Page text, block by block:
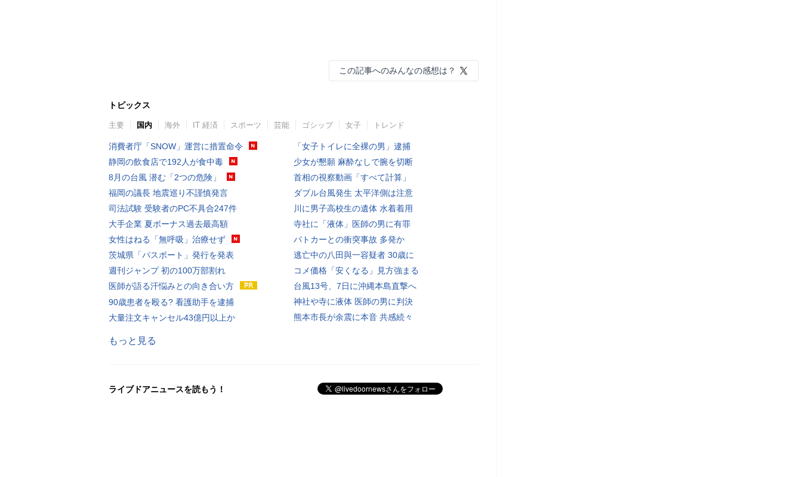
この記事へのみんなの感想は？
トピックス
主要 国内 海外 IT 経済 スポーツ 芸能 ゴシップ 女子 トレンド
消費者庁「SNOW」運営に措置命令
静岡の飲食店で192人が食中毒
8月の台風 潜む「2つの危険」
福岡の議長 地震巡り不謹慎発言
司法試験 受験者のPC不具合247件
大手企業 夏ボーナス過去最高額
女性はねる「無呼吸」治療せず
茨城県「パスポート」発行を発表
週刊ジャンプ 初の100万部割れ
医師が語る汗悩みとの向き合い方
90歳患者を殴る? 看護助手を逮捕
大量注文キャンセル43億円以上か
「女子トイレに全裸の男」逮捕
少女が懇願 麻酔なしで腕を切断
首相の視察動画「すべて計算」
ダブル台風発生 太平洋側は注意
川に男子高校生の遺体 水着着用
寺社に「液体」医師の男に有罪
パトカーとの衝突事故 多発か
逃亡中の八田與一容疑者 30歳に
コメ価格「安くなる」見方強まる
台風13号、7日に沖縄本島直撃へ
神社や寺に液体 医師の男に判決
熊本市長が余震に本音 共感続々
もっと見る
ライブドアニュースを読もう！